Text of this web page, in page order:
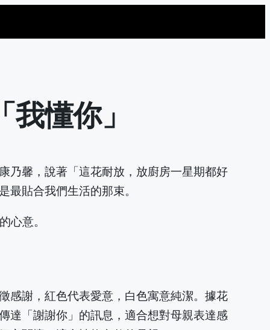
懂你」
馨，說著「這花耐放，放廚房一星期都好
貼合我們生活的那束。
心意。
謝，紅色代表愛意，白色寓意純潔。據花
達「謝謝你」的訊息，適合想對母親表達感